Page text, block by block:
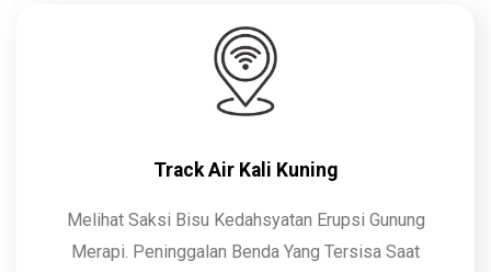
Track Air Kali Kuning
Melihat Saksi Bisu Kedahsyatan Erupsi Gunung
Merapi. Peninggalan Benda Yang Tersisa Saat